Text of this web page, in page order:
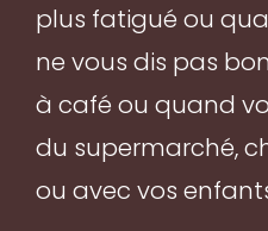
plus fatigué ou
ne vous dis pas
à café ou quand
du supermarché,
ou avec vos